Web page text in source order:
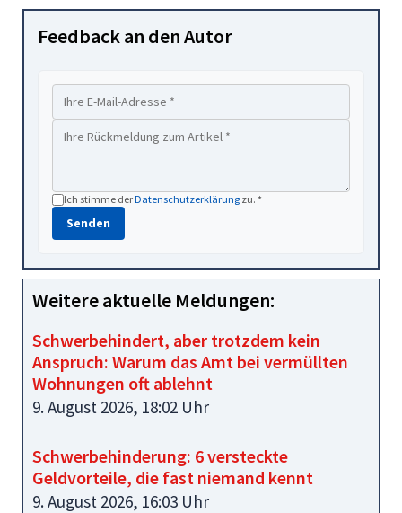
Feedback an den Autor
Ich stimme derDatenschutzerklärung zu. *
Senden
Weitere aktuelle Meldungen:
Schwerbehindert, aber trotzdem kein
Anspruch: Warum das Amt bei vermüllten
Wohnungen oft ablehnt
9. August 2026, 18:02 Uhr
Schwerbehinderung: 6 versteckte
Geldvorteile, die fast niemand kennt
9. August 2026, 16:03 Uhr